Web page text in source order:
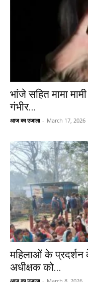
भांजे सहित मामा
गंभीर...
आज का उजाला - March 17, 2026
महिलाओं के प्रदर्शन
अधीक्षक को...